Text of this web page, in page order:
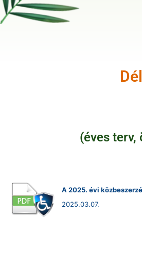
(éves
A 2025. évi
2025.03.07.